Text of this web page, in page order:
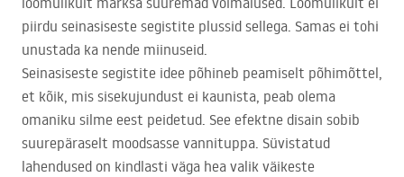
piirdu seinasiseste segistite plussid sellega. Samas ei tohi
unustada ka nende miinuseid.
Seinasiseste segistite idee põhineb peamiselt põhimõttel,
et kõik, mis sisekujundust ei kaunista, peab olema
omaniku silme eest peidetud. See efektne disain sobib
suurepäraselt moodsasse vannituppa. Süvistatud
lahendused on kindlasti väga hea valik väikeste